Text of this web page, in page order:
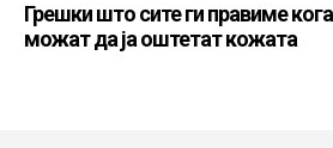
Грешки што сите ги правиме
можат да ја оштетат кожата